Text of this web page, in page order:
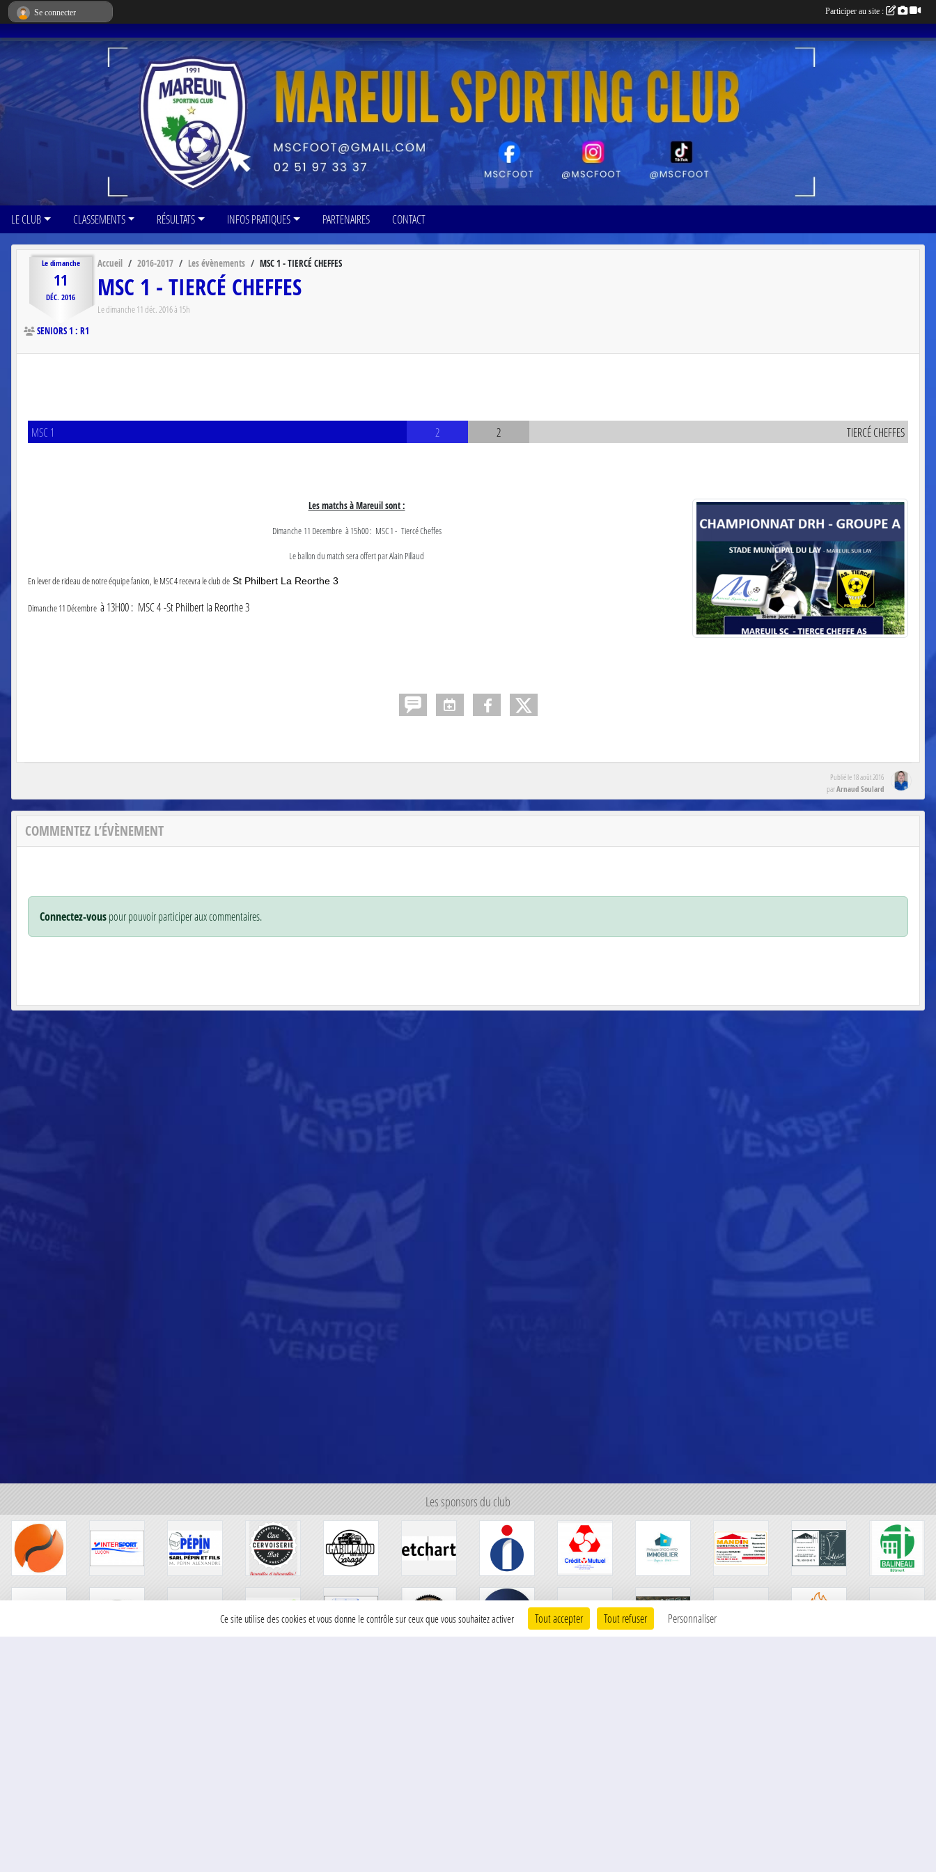
LE CLUB CLASSEMENTS RÉSULTATS INFOS PRATIQUES PARTENAIRES CONTACT
Le dimanche
11
DÉC. 2016
Accueil 2016-2017 Les évènements MSC 1 - TIERCÉ CHEFFES
MSC 1 - TIERCÉ CHEFFES
Ledimanche11déc.2016à 15h
SENIORS 1 : R1
MSC 1 2 2 TIERCÉ CHEFFES
Les matchs à Mareuil sont :
Dimanche 11 Decembre à 15h00 : MSC 1 - Tiercé Cheffes
Le ballon du match sera offert par Alain Pillaud
En lever de rideau de notre équipe fanion, le MSC 4 recevra le club de St Philbert La Reorthe 3
Dimanche 11 Décembre à 13H00 : MSC 4 -St Philbert la Reorthe 3
Publié le 18 août 2016
parArnaud Soulard
COMMENTEZ L’ÉVÈNEMENT
Connectez-vouspour pouvoir participer aux commentaires.
Les sponsors du club
Se connecter Participer au site :
Panneau de gestion des cookies
Ce site utilise des cookies et vous donne le contrôle sur ceux que vous souhaitez activer Tout accepter Tout refuser Personnaliser